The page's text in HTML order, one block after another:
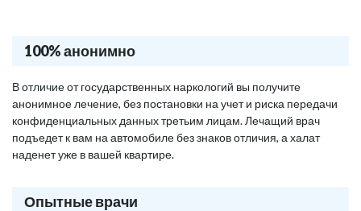
100% анонимно
В отличие от государственных наркологий вы получите
анонимное лечение, без постановки на учет и риска передачи
конфиденциальных данных третьим лицам. Лечащий врач
подъедет к вам на автомобиле без знаков отличия, а халат
наденет уже в вашей квартире.
Опытные врачи